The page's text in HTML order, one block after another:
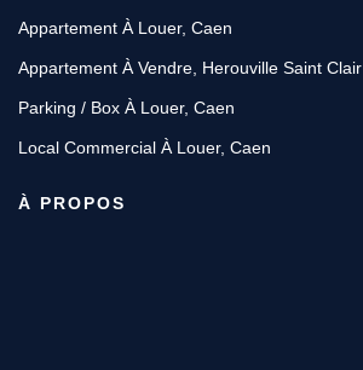
Appartement À Louer, Caen
Appartement À Vendre, Herouville Saint Clair
Parking / Box À Louer, Caen
Local Commercial À Louer, Caen
À PROPOS